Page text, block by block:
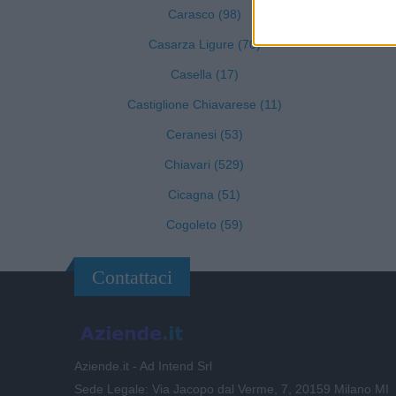
Carasco (98)
Casarza Ligure (70)
Casella (17)
Castiglione Chiavarese (11)
Ceranesi (53)
Chiavari (529)
Cicagna (51)
Cogoleto (59)
Contattaci
Aziende.it - Ad Intend Srl
Sede Legale: Via Jacopo dal Verme, 7, 20159 Milano MI